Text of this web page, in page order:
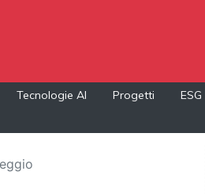
Tecnologie AI Progetti ESG